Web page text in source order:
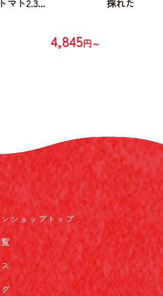
マト2.3...
4,845円～
採れたてト
ショップトップ